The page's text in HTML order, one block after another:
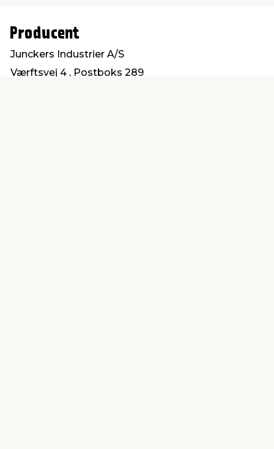
Producent
Junckers Industrier A/S
Værftsvej 4 , Postboks 289